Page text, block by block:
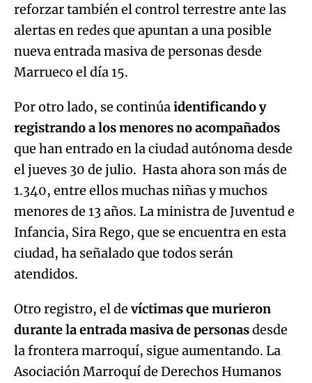
reforzar también el control terrestre ante las
alertas en redes que apuntan a una posible
nueva entrada masiva de personas desde
Marrueco el día 15.
Por otro lado, se continúaidentificando y
registrando a los menores no acompañados
que han entrado en la ciudad autónoma desde
el jueves 30 de julio. Hasta ahora son más de
1.340, entre ellos muchas niñas y muchos
menores de 13 años. La ministra de Juventud e
Infancia, Sira Rego, que se encuentra en esta
ciudad, ha señalado que todos serán
atendidos.
Otro registro, el devíctimas que murieron
durante la entrada masiva de personasdesde
la frontera marroquí, sigue aumentando. La
Asociación Marroquí de Derechos Humanos